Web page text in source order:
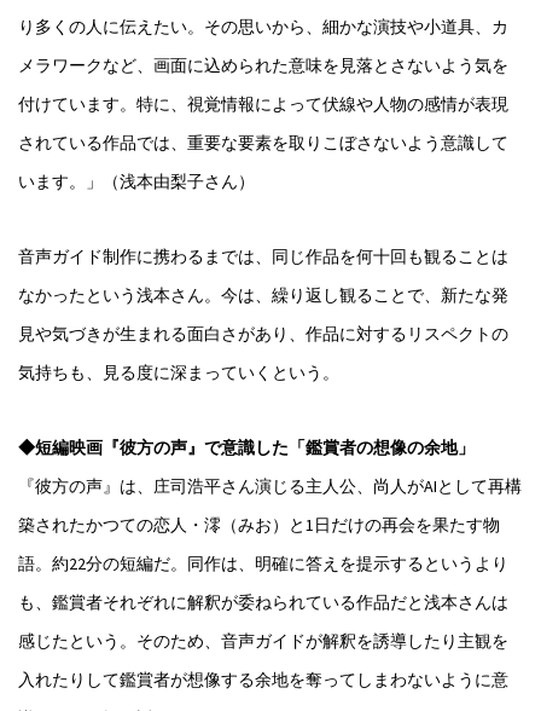
り多くの人に伝えたい。その思いから、細かな演技や小道具、カ
メラワークなど、画面に込められた意味を見落とさないよう気を
付けています。特に、視覚情報によって伏線や人物の感情が表現
されている作品では、重要な要素を取りこぼさないよう意識して
います。」（浅本由梨子さん）
音声ガイド制作に携わるまでは、同じ作品を何十回も観ることは
なかったという浅本さん。今は、繰り返し観ることで、新たな発
見や気づきが生まれる面白さがあり、作品に対するリスペクトの
気持ちも、見る度に深まっていくという。
◆短編映画『彼方の声』で意識した「鑑賞者の想像の余地」
『彼方の声』は、庄司浩平さん演じる主人公、尚人がAIとして再構
築されたかつての恋人・澪（みお）と1日だけの再会を果たす物
語。約22分の短編だ。同作は、明確に答えを提示するというより
も、鑑賞者それぞれに解釈が委ねられている作品だと浅本さんは
感じたという。そのため、音声ガイドが解釈を誘導したり主観を
入れたりして鑑賞者が想像する余地を奪ってしまわないように意